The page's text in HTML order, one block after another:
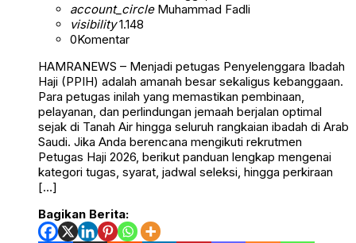
account_circleMuhammad Fadli
visibility1.148
0Komentar
HAMRANEWS – Menjadi petugas Penyelenggara Ibadah
Haji (PPIH) adalah amanah besar sekaligus kebanggaan.
Para petugas inilah yang memastikan pembinaan,
pelayanan, dan perlindungan jemaah berjalan optimal
sejak di Tanah Air hingga seluruh rangkaian ibadah di Arab
Saudi. Jika Anda berencana mengikuti rekrutmen
Petugas Haji 2026, berikut panduan lengkap mengenai
kategori tugas, syarat, jadwal seleksi, hingga perkiraan
[…]
Bagikan Berita: